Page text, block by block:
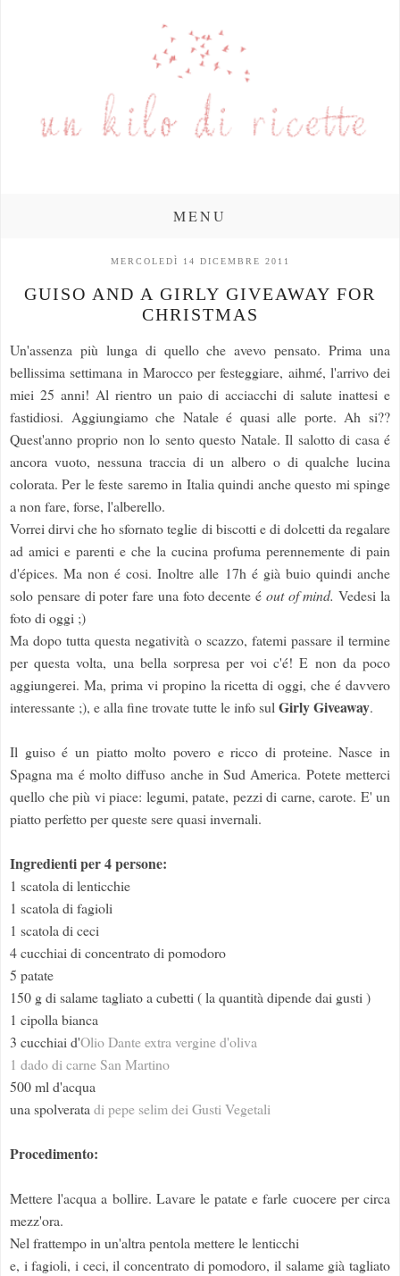
MENU
MERCOLEDÌ 14 DICEMBRE 2011
GUISO AND A GIRLY GIVEAWAY FOR
CHRISTMAS
Un'assenza più lunga di quello che avevo pensato. Prima una
bellissima settimana in Marocco per festeggiare, aihmé, l'arrivo dei
miei 25 anni! Al rientro un paio di acciacchi di salute inattesi e
fastidiosi. Aggiungiamo che Natale é quasi alle porte. Ah si??
Quest'anno proprio non lo sento questo Natale. Il salotto di casa é
ancora vuoto, nessuna traccia di un albero o di qualche lucina
colorata. Per le feste saremo in Italia quindi anche questo mi spinge
a non fare, forse, l'alberello.
Vorrei dirvi che ho sfornato teglie di biscotti e di dolcetti da regalare
ad amici e parenti e che la cucina profuma perennemente di pain
d'épices. Ma non é cosi. Inoltre alle 17h é già buio quindi anche
solo pensare di poter fare una foto decente é out of mind.Vedesi la
foto di oggi ;)
Ma dopo tutta questa negatività o scazzo, fatemi passare il termine
per questa volta, una bella sorpresa per voi c'é! E non da poco
aggiungerei. Ma, prima vi propino la ricetta di oggi, che é davvero
interessante ;), e alla fine trovate tutte le info sulGirlyGiveaway.
Il guiso é un piatto molto povero e ricco di proteine. Nasce in
Spagna ma é molto diffuso anche in Sud America. Potete metterci
quello che più vi piace: legumi, patate, pezzi di carne, carote. E' un
piatto perfetto per queste sere quasi invernali.
Ingredienti per 4 persone:
1 scatola di lenticchie
1 scatola di fagioli
1 scatola di ceci
4 cucchiai di concentrato di pomodoro
5 patate
150 g di salame tagliato a cubetti ( la quantità dipende dai gusti )
1 cipolla bianca
3 cucchiai d'Olio Dante extra vergine d'oliva
1 dado di carne San Martino
500 ml d'acqua
una spolveratadi pepe selim dei Gusti Vegetali
Procedimento:
Mettere l'acqua a bollire. Lavare le patate e farle cuocere per circa
mezz'ora.
Nel frattempo in un'altra pentola mettere le lenticchi
e, i fagioli, i ceci, il concentrato di pomodoro, il salame già tagliato